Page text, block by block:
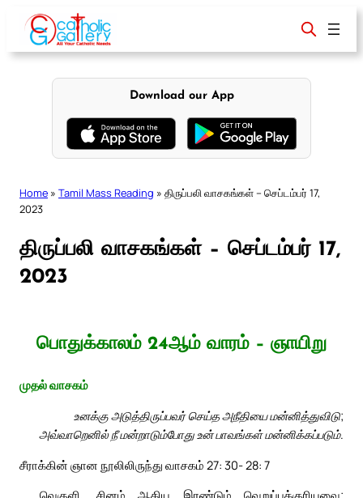
content
Download our App
Home » Tamil Mass Reading » திருப்பலி வாசகங்கள் – செப்டம்பர் 17,
2023
திருப்பலி வாசகங்கள் – செப்டம்பர் 17,
2023
பொதுக்காலம் 24ஆம் வாரம் – ஞாயிறு
முதல் வாசகம்
உனக்கு அடுத்திருப்பவர் செய்த அநீதியை மன்னித்துவிடு;
அவ்வாறெனில் நீ மன்றாடும்போது உன் பாவங்கள் மன்னிக்கப்படும்.
சீராக்கின் ஞான நூலிலிருந்து வாசகம் 27: 30- 28: 7